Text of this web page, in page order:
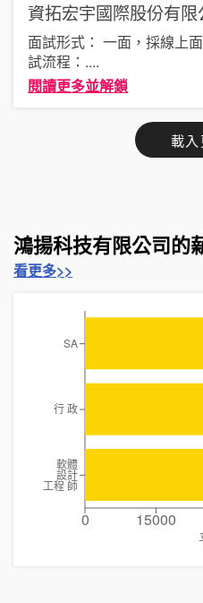
資拓宏宇國際股份有限
面試形式： 一面，採線上
試流程： ....
閱讀更多並解鎖
載入
鴻揚科技有限公司的
看更多>>
0 15000
SA
行 政
軟體
設計
工程 師